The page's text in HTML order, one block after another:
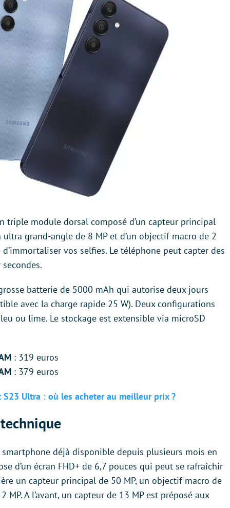
triple module dorsal composé d’un capteur principal
grand-angle de 8 MP et d’un objectif macro de 2
d’immortaliser vos selfies. Le téléphone peut capter des
batterie de 5000 mAh qui autorise deux jours
avec la charge rapide 25 W). Deux configurations
ou lime. Le stockage est extensible via microSD
: 319 euros
: 379 euros
S23 Ultra : où les acheter au meilleur prix ?
smartphone déjà disponible depuis plusieurs mois en
d’un écran FHD+ de 6,7 pouces qui peut se rafraîchir
un capteur principal de 50 MP, un objectif macro de
A l’avant, un capteur de 13 MP est préposé aux